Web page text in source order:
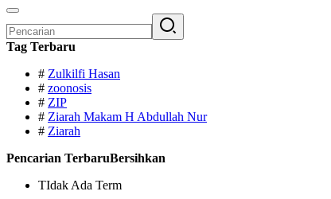
untuk:
Tag Terbaru
# Zulkilfi Hasan
# zoonosis
# ZIP
# Ziarah Makam H Abdullah Nur
# Ziarah
Pencarian TerbaruBersihkan
TIdak Ada Term